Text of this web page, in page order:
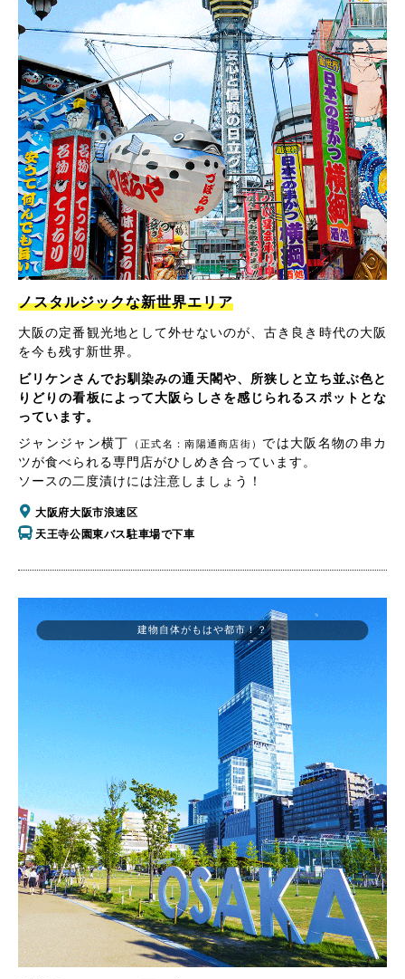
ノスタルジックな新世界エリア
大阪の定番観光地として外せないのが、古き良き時代の大阪
を今も残す新世界。
ビリケンさんでお馴染みの通天閣や、所狭しと立ち並ぶ色と
りどりの看板によって大阪らしさを感じられるスポットとな
っています。
ジャンジャン横丁
（正式名：南陽通商店街） では大阪名物の串カ
ツが食べられる専門店がひしめき合っています。
ソースの二度漬けには注意しましょう！
大阪府大阪市浪速区
天王寺公園東バス駐車場で下車
建物自体がもはや都市！？